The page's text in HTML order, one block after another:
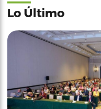
Lo Último